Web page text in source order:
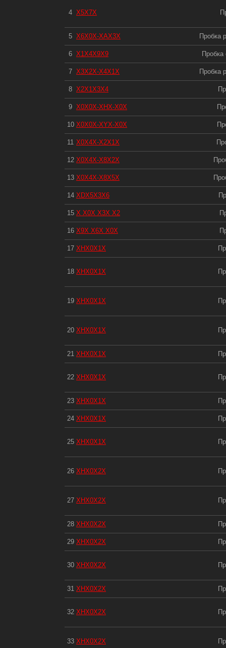
4 X5X7X
5 X6X0X-XAX3X Пробка
6 X1X4X9X9 Пробка
7 X3X2X-X4X1X Пробка
8 X2X1X3X4
9 X0X0X-XHX-X0X
10 X0X0X-XYX-X0X
11 X0X4X-X2X1X
12 X0X4X-X8X2X
13 X0X4X-X8X5X
14 XDX5X3X6
15 X X0X X3X X2
16 X9X X6X X0X
17 XHX0X1X
18 XHX0X1X
19 XHX0X1X
20 XHX0X1X
21 XHX0X1X
22 XHX0X1X
23 XHX0X1X
24 XHX0X1X
25 XHX0X1X
26 XHX0X2X
27 XHX0X2X
28 XHX0X2X
29 XHX0X2X
30 XHX0X2X
31 XHX0X2X
32 XHX0X2X
33 XHX0X2X